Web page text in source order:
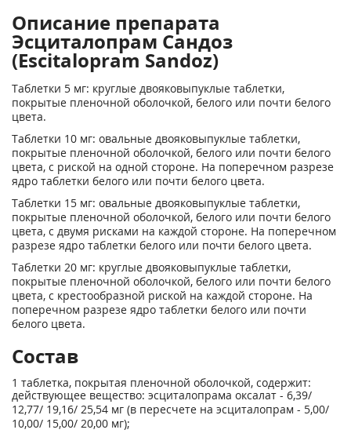
Описание препарата
Эсциталопрам Сандоз
(Escitalopram Sandoz)
Таблетки 5 мг: круглые двояковыпуклые таблетки,
покрытые пленочной оболочкой, белого или почти белого
цвета.
Таблетки 10 мг: овальные двояковыпуклые таблетки,
покрытые пленочной оболочкой, белого или почти белого
цвета, с риской на одной стороне. На поперечном разрезе
ядро таблетки белого или почти белого цвета.
Таблетки 15 мг: овальные двояковыпуклые таблетки,
покрытые пленочной оболочкой, белого или почти белого
цвета, с двумя рисками на каждой стороне. На поперечном
разрезе ядро таблетки белого или почти белого цвета.
Таблетки 20 мг: круглые двояковыпуклые таблетки,
покрытые пленочной оболочкой, белого или почти белого
цвета, с крестообразной риской на каждой стороне. На
поперечном разрезе ядро таблетки белого или почти
белого цвета.
Состав
1 таблетка, покрытая пленочной оболочкой, содержит:
действующее вещество: эсциталопрама оксалат - 6,39/
12,77/ 19,16/ 25,54 мг (в пересчете на эсциталопрам - 5,00/
10,00/ 15,00/ 20,00 мг);